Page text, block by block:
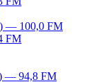
— 100,0 FM
FM
— 94,8 FM